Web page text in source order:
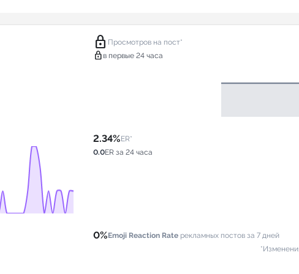
lock Просмотров на пост*
lock в первые 24 часа
2.34%ER*
0.0ER за 24 часа
0%Emoji Reaction Rate рекламных постов за 7 дней